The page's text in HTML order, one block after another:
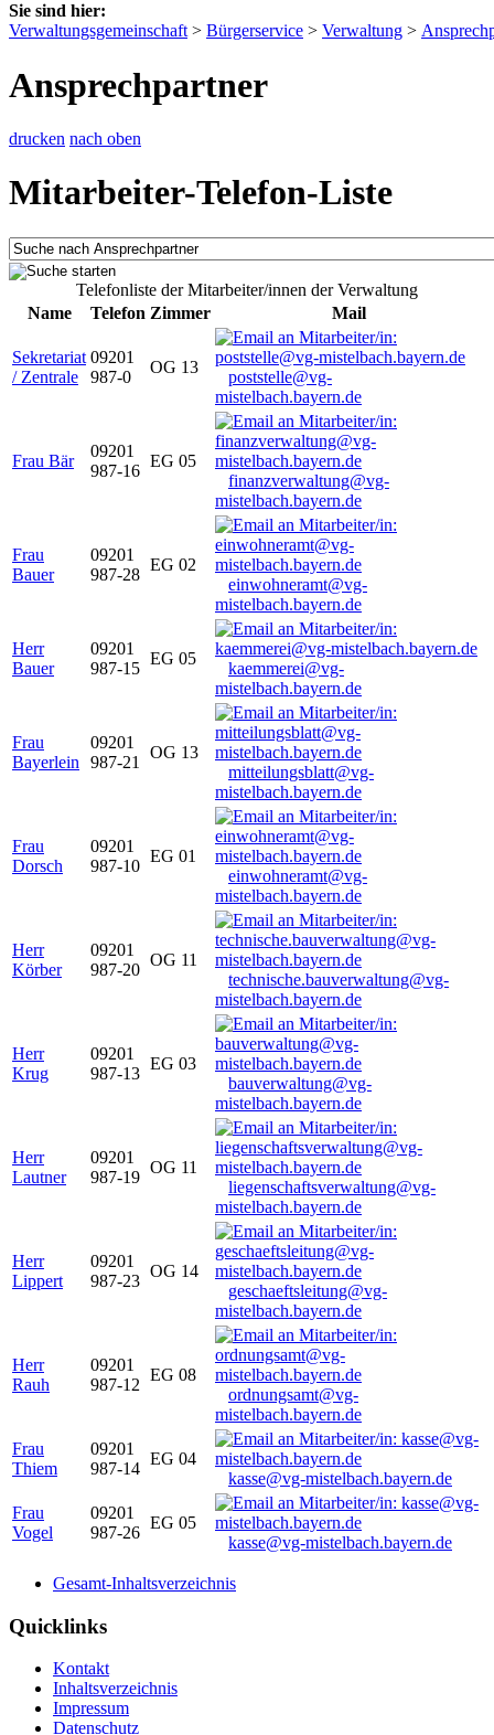
Sie sind hier:
Verwaltungsgemeinschaft > Bürgerservice > Verwaltung >
Ansprechpartner
drucken nach oben
Mitarbeiter-Telefon-Liste
Telefonliste der Mitarbeiter/innen der Verwaltung
Name
Telefon Zimmer Mail
Sekretariat
/ Zentrale
09201
987-0
OG 13
poststelle@vg-
mistelbach.bayern.de
Frau Bär
09201
987-16
EG 05
finanzverwaltung@vg-
mistelbach.bayern.de
Frau
Bauer
09201
987-28
EG 02
einwohneramt@vg-
mistelbach.bayern.de
Herr
Bauer
09201
987-15
EG 05
kaemmerei@vg-
mistelbach.bayern.de
Frau
Bayerlein
09201
987-21
OG 13
mitteilungsblatt@vg-
mistelbach.bayern.de
Frau
Dorsch
09201
987-10
EG 01
einwohneramt@vg-
mistelbach.bayern.de
Herr
Körber
09201
987-20
OG 11
technische.bauverwaltung@vg-
mistelbach.bayern.de
Herr
Krug
09201
987-13
EG 03
bauverwaltung@vg-
mistelbach.bayern.de
Herr
Lautner
09201
987-19
OG 11
liegenschaftsverwaltung@vg-
mistelbach.bayern.de
Herr
Lippert
09201
987-23
OG 14
geschaeftsleitung@vg-
mistelbach.bayern.de
Herr
Rauh
09201
987-12
EG 08
ordnungsamt@vg-
mistelbach.bayern.de
Frau
Thiem
09201
987-14
EG 04
kasse@vg-mistelbach.bayern.de
Frau
Vogel
09201
987-26
EG 05
kasse@vg-mistelbach.bayern.de
Gesamt-Inhaltsverzeichnis
Quicklinks
Kontakt
Inhaltsverzeichnis
Impressum
Datenschutz